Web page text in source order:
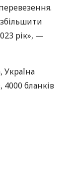
рік», —
Україна
4000 бланків